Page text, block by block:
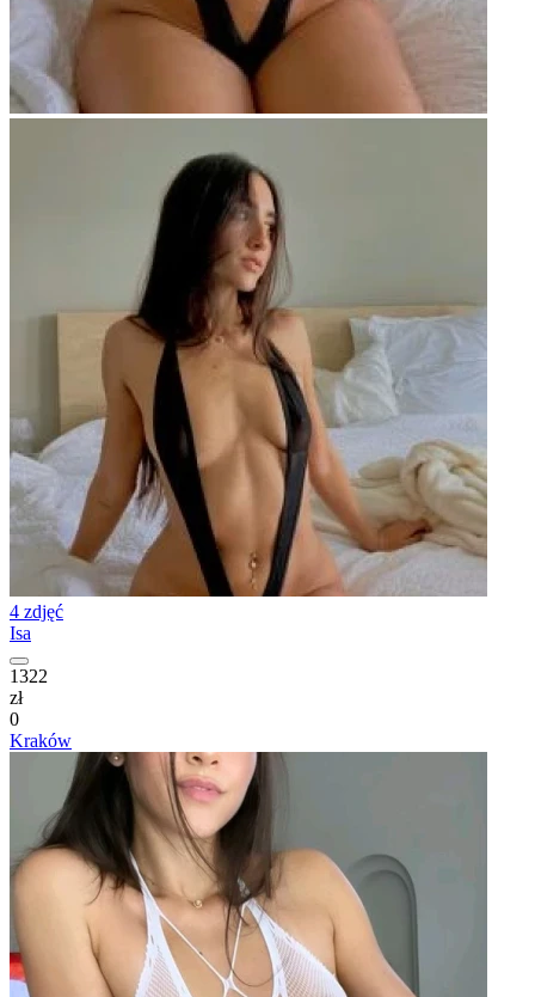
4 zdjęć
Isa
1322
zł
0
Kraków